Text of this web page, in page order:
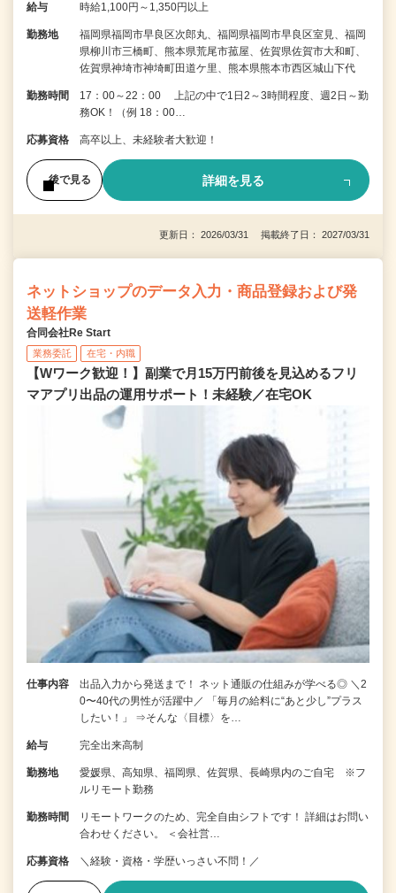
給与 時給1,100円～1,350円以上
勤務地
福岡県福岡市早良区次郎丸、福岡県福岡市早良区室見、福岡
県柳川市三橋町、熊本県荒尾市菰屋、佐賀県佐賀市大和町、
佐賀県神埼市神埼町田道ケ里、熊本県熊本市西区城山下代
勤務時間
17：00～22：00 上記の中で1日2～3時間程度、週2日～勤
務OK！（例 18：00…
応募資格 高卒以上、未経験者大歓迎！
後で見る 詳細を見る
更新日： 2026/03/31 掲載終了日： 2027/03/31
ネットショップのデータ入力・商品登録および発
送軽作業
合同会社Re Start
業務委託 在宅・内職
【Wワーク歓迎！】副業で月15万円前後を見込めるフリ
マアプリ出品の運用サポート！未経験／在宅OK
仕事内容
出品入力から発送まで！ ネット通販の仕組みが学べる◎ ＼2
0〜40代の男性が活躍中／ 「毎月の給料に“あと少し”プラス
したい！」 ⇒そんな〈目標〉を…
給与 完全出来高制
勤務地
愛媛県、高知県、福岡県、佐賀県、長崎県内のご自宅 ※フ
ルリモート勤務
勤務時間
リモートワークのため、完全自由シフトです！ 詳細はお問い
合わせください。 ＜会社営…
応募資格 ＼経験・資格・学歴いっさい不問！／